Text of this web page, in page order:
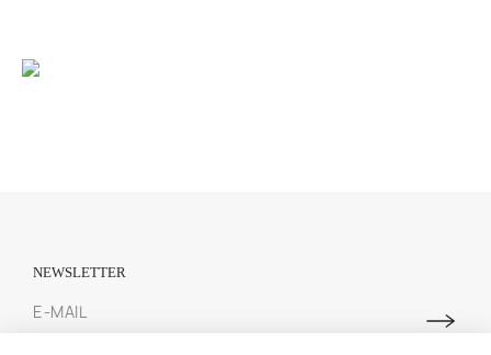
NEWSLETTER